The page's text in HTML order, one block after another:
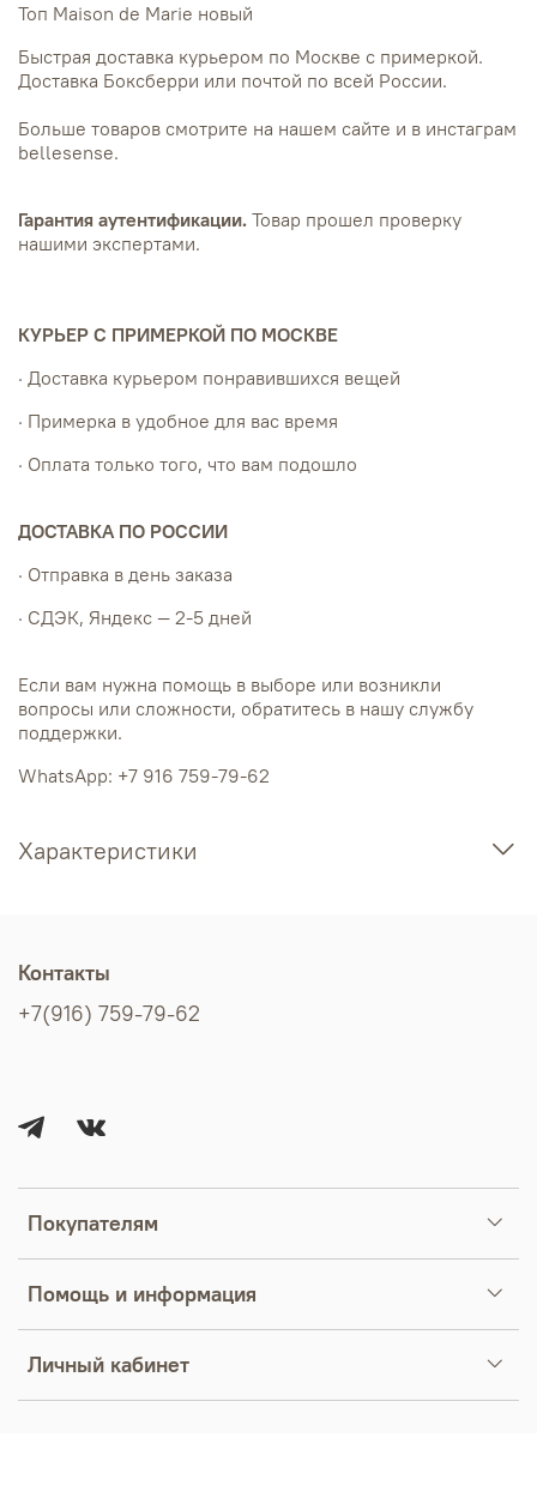
Топ Maison de Marie новый
Быстрая доставка курьером по Москве с примеркой.
Доставка Боксберри или почтой по всей России.
Больше товаров смотрите на нашем сайте и в инстаграм
bellesense.
Гарантия аутентификации. Товар прошел проверку
нашими экспертами.
КУРЬЕР С ПРИМЕРКОЙ ПО МОСКВЕ
· Доставка курьером понравившихся вещей
· Примерка в удобное для вас время
· Оплата только того, что вам подошло
ДОСТАВКА ПО РОССИИ
· Отправка в день заказа
· СДЭК, Яндекс — 2-5 дней
Если вам нужна помощь в выборе или возникли
вопросы или сложности, обратитесь в нашу службу
поддержки.
WhatsApp: +7 916 759-79-62
Характеристики
Покупателям
Помощь и информация
Личный кабинет
Контакты
+7(916) 759-79-62